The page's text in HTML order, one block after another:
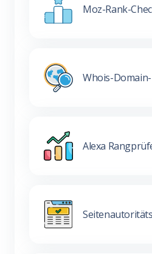
Moz-Rank-
Whois-
Alexa